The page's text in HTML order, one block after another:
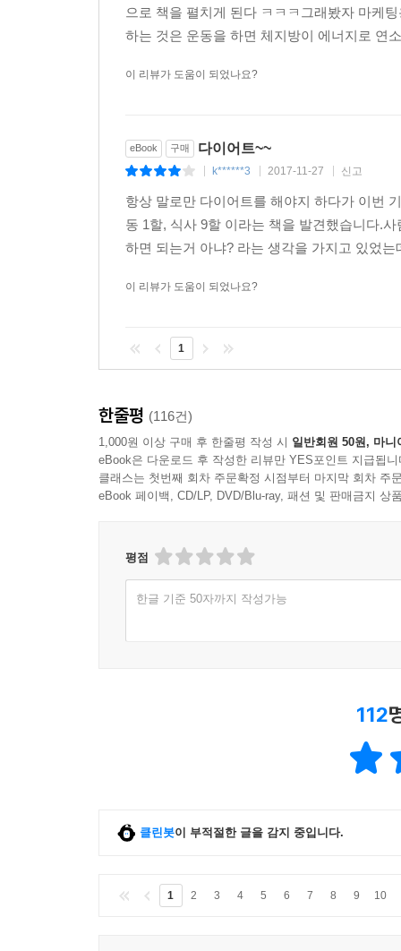
도쿄 에비스에 자신의 스튜디오 ‘RINATO’(가
메이크업과 다이어트의 전문가로 활동하면서
저서로는 《근력 운동으로는 뱃살이 들어가지 않
상명대학교를 졸업했으며 우연한 기회에 일본을
거쳐 지금은 전문 번역가로 활동하고 있다.
으로 책을 펼치게 된다 ㅋㅋㅋ그래봤자 마케
하는 것은 운동을 하면 체지방이 에너지로 연
이 리뷰가 도움이 되었나요?
eBook 구매 다이어트~~
k******3 2017-11-27 신고
항상 말로만 다이어트를 해야지 하다가 이번
동 1할, 식사 9할 이라는 책을 발견했습니다.
하면 되는거 아냐? 라는 생각을 가지고 있었
이 리뷰가 도움이 되었나요?
1
한줄평 (116건)
1,000원 이상 구매 후 한줄평 작성 시 일반회원 50원, 마니
eBook은 다운로드 후 작성한 리뷰만 YES포인트 지급됩니
클래스는 첫번째 회차 주문확정 시점부터 마지막 회차 주
eBook 페이백, CD/LP, DVD/Blu-ray, 패션 및 판매금지 상
평점
한글 기준 50자까지 작성가능
112
클린봇이 부적절한 글을 감지 중입니다.
1 2 3 4 5 6 7 8 9 10